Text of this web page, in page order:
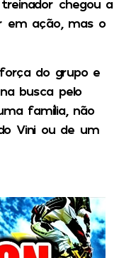
chegou a
em ação, mas o
do grupo e
busca pelo
família, não
Vini ou de um